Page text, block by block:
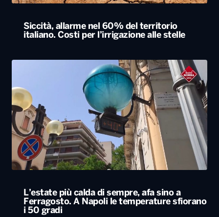
Siccità, allarme nel 60% del territorio
italiano. Costi per l’irrigazione alle stelle
L’estate più calda di sempre, afa sino a
Ferragosto. A Napoli le temperature sfiorano
i 50 gradi